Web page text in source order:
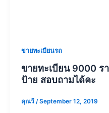
ขายทะเบียนรถ
ขายทะเบียน 9000 ร
ป้าย สอบถามได้คะ
คุณวี /September 12, 2019